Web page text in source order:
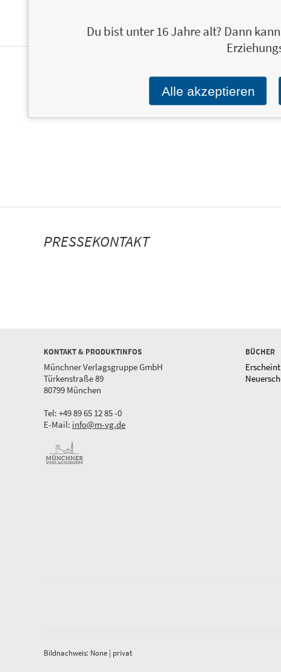
PERSONALISIERTE
PRODUKTINFORMATIONEN
PRESSEKONTAKT
KONTAKT & PRODUKTINFOS
Münchner Verlagsgruppe GmbH
Türkenstraße 89
80799 München
Tel: +49 89 65 12 85 -0
E-Mail: info@m-vg.de
BÜCHER
Bildnachweis: None | privat
Du bist unter 16 Jahre alt? Dann
Alle akzeptieren